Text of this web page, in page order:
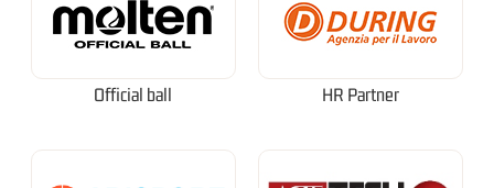
Official ball HR Partner